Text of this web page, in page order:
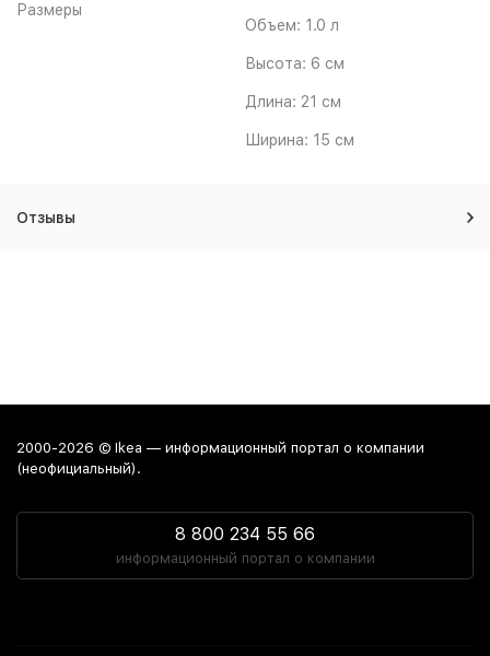
Размеры
Объем: 1.0 л
Высота: 6 см
Длина: 21 см
Ширина: 15 см
Отзывы
2000-2026 © Ikea — информационный портал о компании
(неофициальный).
8 800 234 55 66
информационный портал о компании